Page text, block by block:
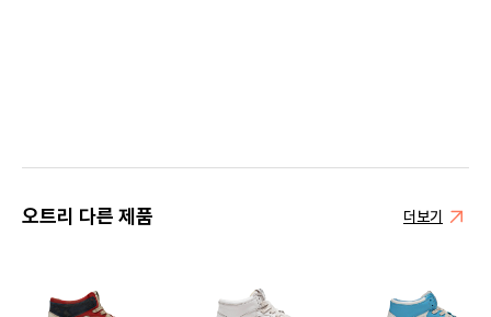
오트리 다른 제품 더보기